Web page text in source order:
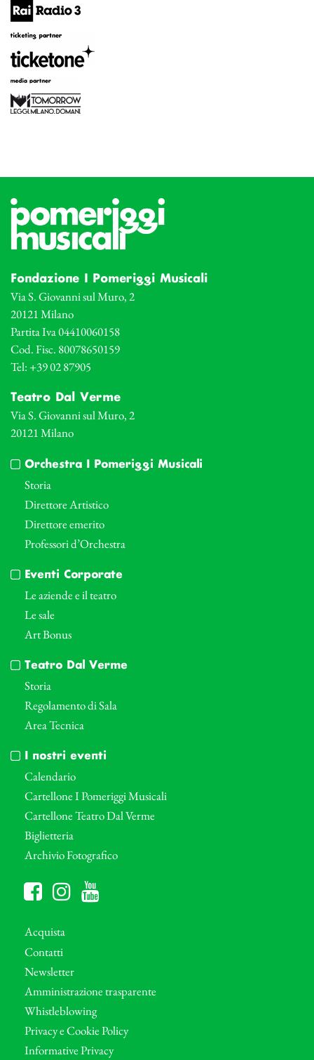
Fondazione I Pomeriggi Musicali
Via S. Giovanni sul Muro, 2
20121 Milano
Partita Iva 04410060158
Cod. Fisc. 80078650159
Tel: +39 02 87905
Teatro Dal Verme
Via S. Giovanni sul Muro, 2
20121 Milano
Orchestra I Pomeriggi Musicali
Storia
Direttore Artistico
Direttore emerito
Professori d’Orchestra
Eventi Corporate
Le aziende e il teatro
Le sale
Art Bonus
Teatro Dal Verme
Storia
Regolamento di Sala
Area Tecnica
I nostri eventi
Calendario
Cartellone I Pomeriggi Musicali
Cartellone Teatro Dal Verme
Biglietteria
Archivio Fotografico
Acquista
Contatti
Newsletter
Amministrazione trasparente
Whistleblowing
Privacy e Cookie Policy
Informative Privacy